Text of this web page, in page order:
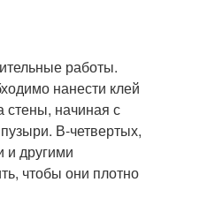
работы.
нанести клей
стены, начиная с
В-четвертых,
и другими
чтобы они плотно